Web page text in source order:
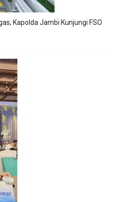
Kapolda Jambi Kunjungi FSO